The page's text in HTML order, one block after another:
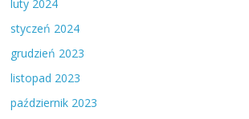
luty 2024
styczeń 2024
grudzień 2023
listopad 2023
październik 2023